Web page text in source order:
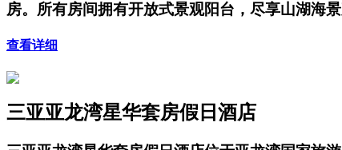
房。所有房间拥有开放式景观阳台，尽享山湖海
查看详细
三亚亚龙湾星华套房假日酒店